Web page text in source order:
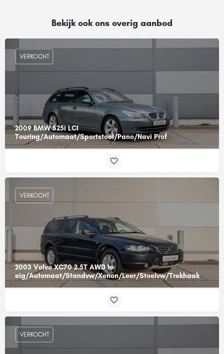
Bekijk ook ons overig aanbod
2009 BMW 525i LCI
Touring/Automaat/Sportstoel/Pano/Navi Prof
VERKOCHT
2003 Volvo XC70 2.5T AWD 1e
eig/Automaat/Standvw/Xenon/Leer/Stoelvw/Trekhaak
VERKOCHT
VERKOCHT